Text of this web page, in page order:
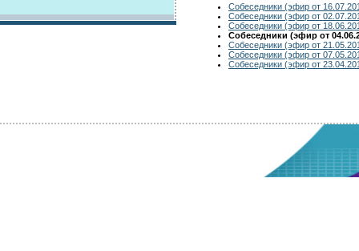
Собеседники (эфир от
Собеседники (эфир от
Собеседники (эфир от
Собеседники (эфир от
Собеседники (эфир от
Собеседники (эфир от
Собеседники (эфир от